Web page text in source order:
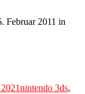
Februar 2011 in
nintendo 3ds,